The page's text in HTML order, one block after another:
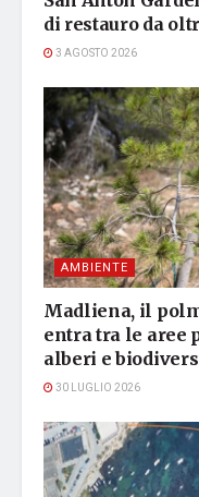
di restauro da
3 AGOSTO 2026
AMBIENTE
Madliena, il
entra tra le aree
alberi e
30 LUGLIO 2026